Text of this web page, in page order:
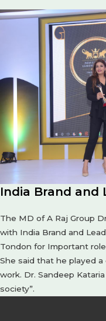
India Brand and
The MD of A Raj Group
with India Brand and
Tondon for Important
She said that he played
work. Dr. Sandeep
society”.